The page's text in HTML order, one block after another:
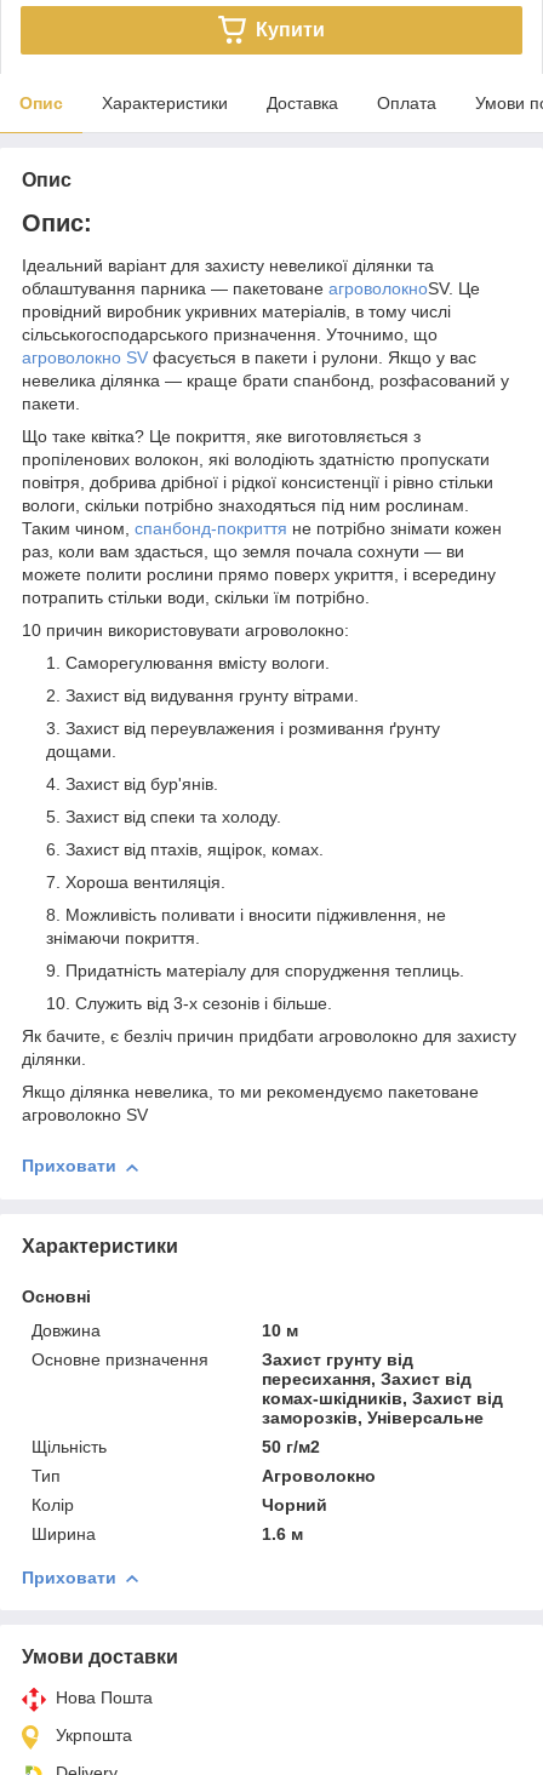
Купити
Опис Характеристики Доставка Оплата Умови
Опис
Опис:
Ідеальний варіант для захисту невеликої ділянки та
облаштування парника — пакетоване агроволокноSV. Це
провідний виробник укривних матеріалів, в тому числі
сільськогосподарського призначення. Уточнимо, що
агроволокно SV фасується в пакети і рулони. Якщо у вас
невелика ділянка — краще брати спанбонд, розфасований у
пакети.
Що таке квітка? Це покриття, яке виготовляється з
пропіленових волокон, які володіють здатністю пропускати
повітря, добрива дрібної і рідкої консистенції і рівно стільки
вологи, скільки потрібно знаходяться під ним рослинам.
Таким чином, спанбонд-покриття не потрібно знімати кожен
раз, коли вам здасться, що земля почала сохнути — ви
можете полити рослини прямо поверх укриття, і всередину
потрапить стільки води, скільки їм потрібно.
10 причин використовувати агроволокно:
Саморегулювання вмісту вологи.
Захист від видування грунту вітрами.
Захист від переувлажения і розмивання ґрунту
дощами.
Захист від бур'янів.
Захист від спеки та холоду.
Захист від птахів, ящірок, комах.
Хороша вентиляція.
Можливість поливати і вносити підживлення, не
знімаючи покриття.
Придатність матеріалу для спорудження теплиць.
Служить від 3-х сезонів і більше.
Як бачите, є безліч причин придбати агроволокно для захисту
ділянки.
Якщо ділянка невелика, то ми рекомендуємо пакетоване
агроволокно SV
Приховати
Характеристики
Основні
Довжина
10 м
Основне призначення
Захист грунту від
пересихання, Захист від
комах-шкідників, Захист від
заморозків, Універсальне
Щільність
50 г/м2
Тип
Агроволокно
Колір
Чорний
Ширина
1.6 м
Приховати
Умови доставки
Нова Пошта
Укрпошта